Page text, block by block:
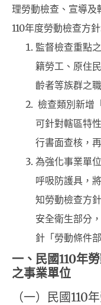
理勞動檢查、宣導及
110年度勞動檢查方
監督檢查重點
籍勞工、原住
齡者等族群之
檢查類別新增
可針對轄區特
行書面查核，
為強化事業單
呼吸防護具，
知勞動檢查方
安全衛生部分
針「勞動條件
一、民國110年
之事業單位
（一）民國110